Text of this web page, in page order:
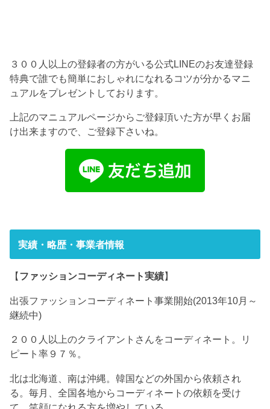
３００人以上の登録者の方がいる公式LINEのお友達登録
特典で誰でも簡単におしゃれになれるコツが分かるマニ
ュアルをプレゼントしております。
上記のマニュアルページからご登録頂いた方が早くお届
け出来ますので、ご登録下さいね。
実績・略歴・事業者情報
【 ファッションコーディネート実績】
出張ファッションコーディネート事業開始(2013年10月～
継続中)
２００人以上のクライアントさんをコーディネート。リ
ピート率９７％。
北は北海道、南は沖縄。韓国などの外国から依頼され
る。毎月、全国各地からコーディネートの依頼を受け